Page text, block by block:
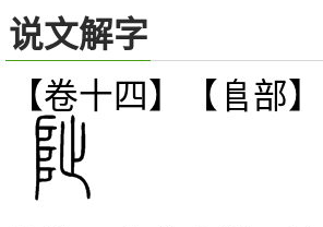
说文解字
【卷十四】【 𨸏部】